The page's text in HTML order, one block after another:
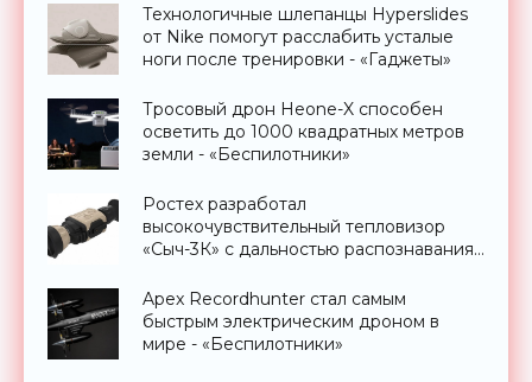
Технологичные шлепанцы Hyperslides
от Nike помогут расслабить усталые
ноги после тренировки - «Гаджеты»
Тросовый дрон Heone-X способен
осветить до 1000 квадратных метров
земли - «Беспилотники»
Ростех разработал
высокочувствительный тепловизор
«Сыч-3К» с дальностью распознавания
Apex Recordhunter стал самым
быстрым электрическим дроном в
мире - «Беспилотники»